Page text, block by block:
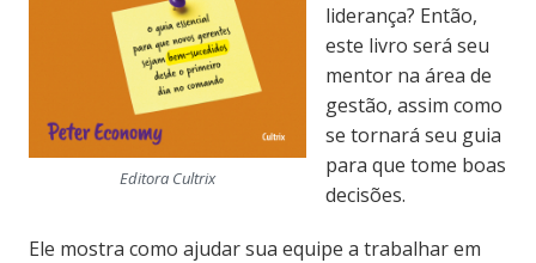
Editora Cultrix
liderança? Então,
este livro será seu
mentor na área de
gestão, assim como
se tornará seu guia
para que tome boas
decisões.
Ele mostra como ajudar sua equipe a trabalhar em